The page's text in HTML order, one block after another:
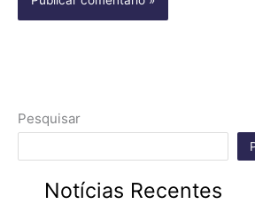
Pesquisar
Notícias Recentes